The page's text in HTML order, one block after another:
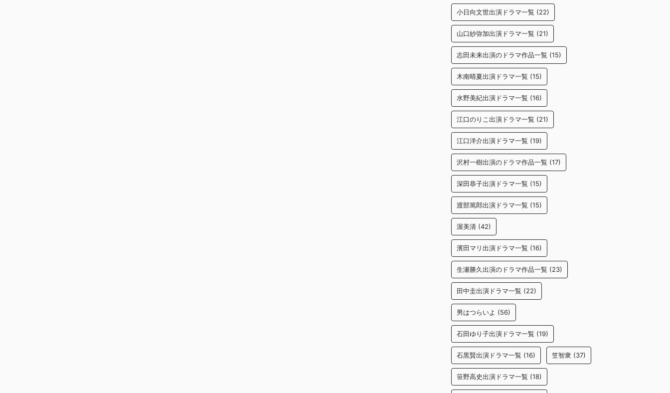
小日向文世出演ドラマ一覧 (22)
山口紗弥加出演ドラマ一覧 (21)
志田未来出演のドラマ作品一覧 (15)
木南晴夏出演ドラマ一覧 (15)
水野美紀出演ドラマ一覧 (16)
江口のりこ出演ドラマ一覧 (21)
江口洋介出演ドラマ一覧 (19)
沢村一樹出演のドラマ作品一覧 (17)
深田恭子出演ドラマ一覧 (15)
渡部篤郎出演ドラマ一覧 (15)
渥美清 (42)
濱田マリ出演ドラマ一覧 (16)
生瀬勝久出演のドラマ作品一覧 (23)
田中圭出演ドラマ一覧 (22)
男はつらいよ (56)
石田ゆり子出演ドラマ一覧 (19)
石黒賢出演ドラマ一覧 (16) 笠智衆 (37)
笹野高史出演ドラマ一覧 (18)